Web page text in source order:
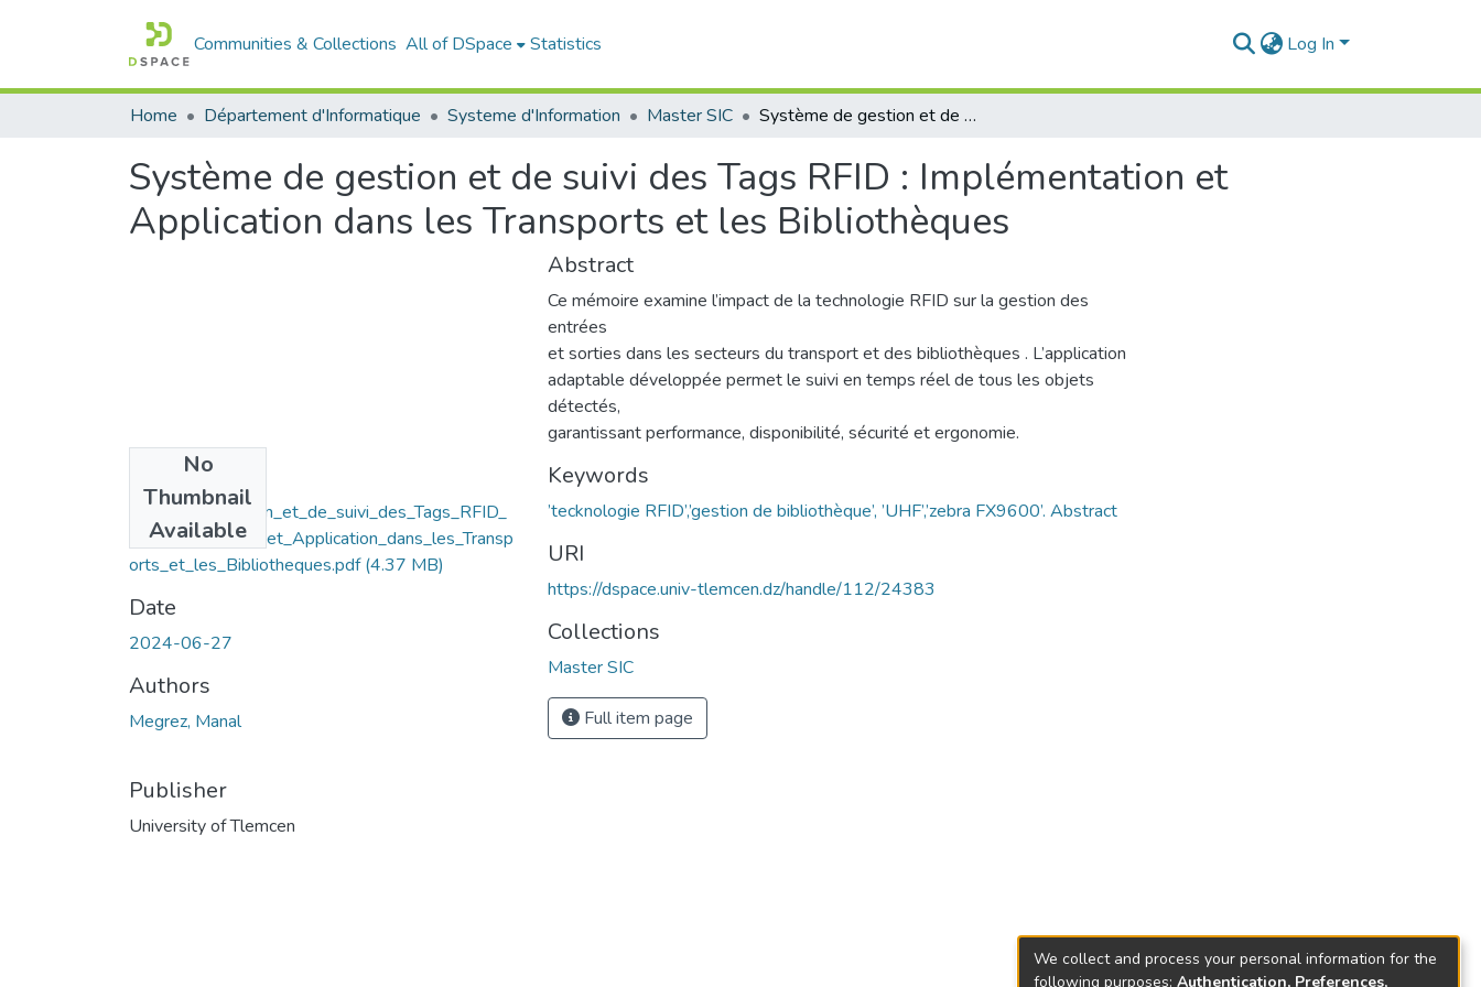
Communities & Collections All of DSpace Statistics Log In
Home Département d'Informatique Systeme d'Information Master SIC Système de gestion et de suivi des Tags RFID : Implémentation et Application dans les Transports et les Bibliothèques
Système de gestion et de suivi des Tags RFID : Implémentation et
Application dans les Transports et les Bibliothèques
No
Thumbnail
Available
steme_de_gestion_et_de_suivi_des_Tags_RFID_
_Implementation_et_Application_dans_les_Transp
orts_et_les_Bibliotheques.pdf(4.37 MB)
Date
2024-06-27
Authors
Megrez, Manal
Publisher
University of Tlemcen
Abstract
Ce mémoire examine l’impact de la technologie RFID sur la gestion des
entrées
et sorties dans les secteurs du transport et des bibliothèques . L’application
adaptable développée permet le suivi en temps réel de tous les objets
détectés,
garantissant performance, disponibilité, sécurité et ergonomie.
Keywords
’tecknologie RFID’,’gestion de bibliothèque’, ’UHF’,’zebra FX9600’. Abstract
URI
https://dspace.univ-tlemcen.dz/handle/112/24383
Collections
Master SIC
Full item page
We collect and process your personal information for the
following purposes: Authentication, Preferences,